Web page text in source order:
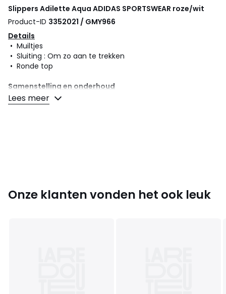
Slippers Adilette Aqua ADIDAS SPORTSWEAR roze/wit
Product-ID 3352021 / GMY966
Details
• Muiltjes
• Sluiting : Om zo aan te trekken
• Ronde top
Samenstelling en onderhoud
• Bovenzijde/Schacht : 100% eva
• Binnenzool : 100% eva
Lees meer
Onze klanten vonden het ook leuk